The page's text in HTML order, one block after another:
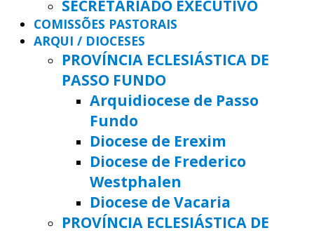
SECRETARIADO EXECUTIVO
COMISSÕES PASTORAIS
ARQUI / DIOCESES
PROVÍNCIA ECLESIÁSTICA DE
PASSO FUNDO
Arquidiocese de Passo
Fundo
Diocese de Erexim
Diocese de Frederico
Westphalen
Diocese de Vacaria
PROVÍNCIA ECLESIÁSTICA DE